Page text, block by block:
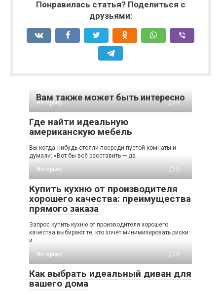
Понравилась статья? Поделиться с
друзьями:
Вам также может быть интересно
Интерьер 0
Где найти идеальную
американскую мебель
Вы когда‑нибудь стояли посреди пустой комнаты и
думали: «Вот бы всё расставить — да
Интерьер
0
Купить кухню от производителя
хорошего качества: преимущества
прямого заказа
Запрос купить кухню от производителя хорошего
качества выбирают те, кто хочет минимизировать риски
и
Интерьер
0
Как выбрать идеальный диван для
вашего дома